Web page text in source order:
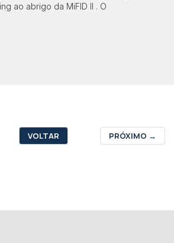
ao abrigo da MiFID II . O
VOLTAR PRÓXIMO →